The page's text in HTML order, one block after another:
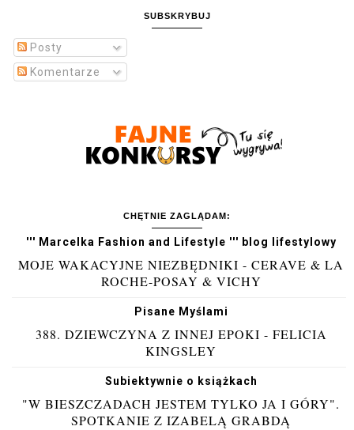
SUBSKRYBUJ
Posty
Komentarze
CHĘTNIE ZAGLĄDAM:
''' Marcelka Fashion and Lifestyle ''' blog lifestylowy
MOJE WAKACYJNE NIEZBĘDNIKI - CERAVE & LA
ROCHE-POSAY & VICHY
Pisane Myślami
388. DZIEWCZYNA Z INNEJ EPOKI - FELICIA
KINGSLEY
Subiektywnie o książkach
"W BIESZCZADACH JESTEM TYLKO JA I GÓRY".
SPOTKANIE Z IZABELĄ GRABDĄ